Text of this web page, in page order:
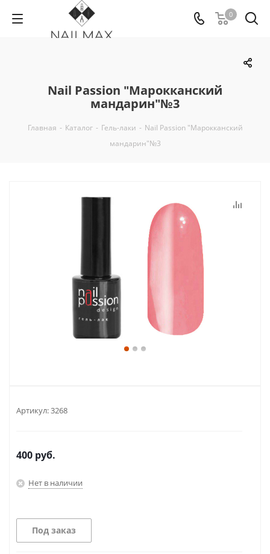
0
Nail Passion "Марокканский
мандарин"№3
Главная - Каталог - Гель-лаки - Nail Passion "Марокканский
мандарин"№3
Артикул:3268
400 руб.
Нет в наличии
Под заказ